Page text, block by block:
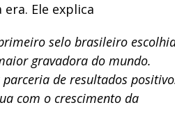
Ele explica
selo brasileiro
gravadora do mundo.
de resultados
com o crescimento da